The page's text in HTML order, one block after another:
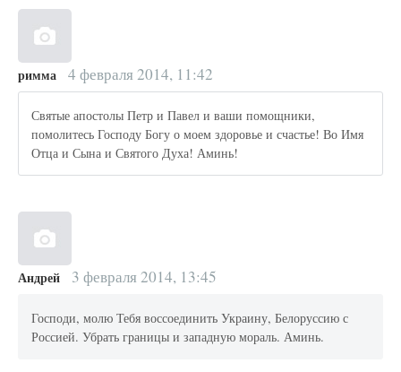
римма 4 февраля 2014, 11:42
Святые апостолы Петр и Павел и ваши помощники,
помолитесь Господу Богу о моем здоровье и счастье! Во Имя
Отца и Сына и Святого Духа! Аминь!
Андрей 3 февраля 2014, 13:45
Господи, молю Тебя воссоединить Украину, Белоруссию с
Россией. Убрать границы и западную мораль. Аминь.